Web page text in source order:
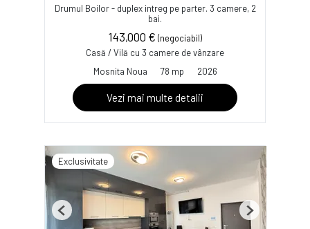
Drumul Boilor - duplex intreg pe parter. 3 camere, 2
bai.
143,000 € (negociabil)
Casă / Vilă cu 3 camere de vânzare
Mosnita Noua
78 mp 2026
Vezi mai multe detalii
Exclusivitate
Previous Next